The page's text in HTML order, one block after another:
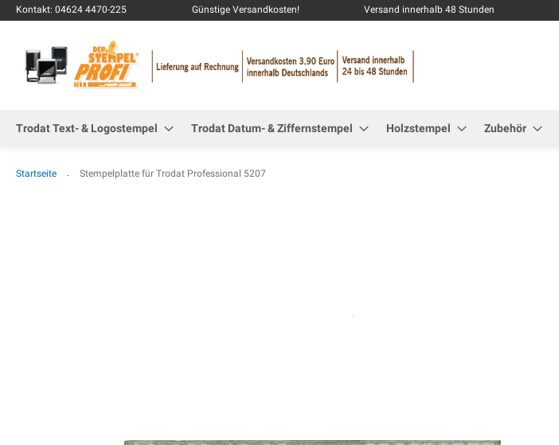
Kontakt: 04624 4470-225 Günstige Versandkosten! Versand innerhalb 48 Stunden
Trodat Text- & Logostempel Trodat Datum- & Ziffernstempel Holzstempel Zubehör
Startseite Stempelplatte für Trodat Professional 5207